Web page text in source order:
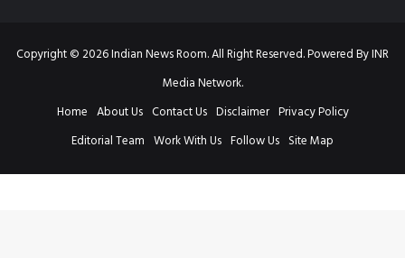
Copyright © 2026 Indian News Room. All Right Reserved. Powered By INR
Media Network.
Home About Us Contact Us Disclaimer Privacy Policy
Editorial Team Work With Us Follow Us Site Map